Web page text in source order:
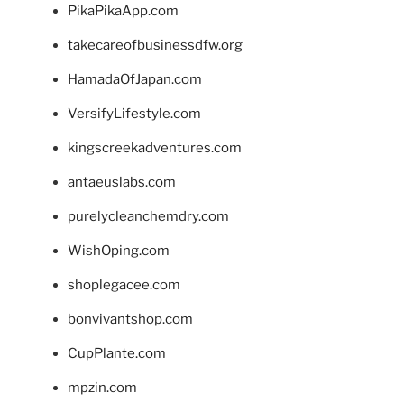
PikaPikaApp.com
takecareofbusinessdfw.org
HamadaOfJapan.com
VersifyLifestyle.com
kingscreekadventures.com
antaeuslabs.com
purelycleanchemdry.com
WishOping.com
shoplegacee.com
bonvivantshop.com
CupPlante.com
mpzin.com